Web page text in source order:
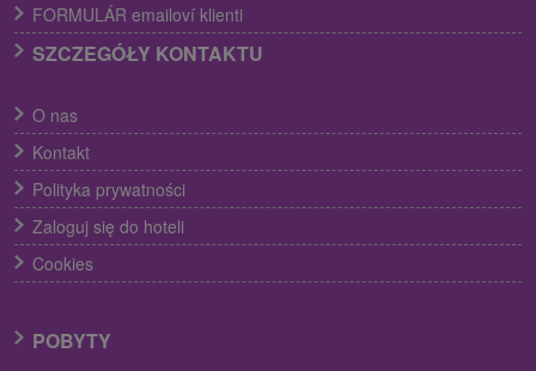
FORMULÁR emailoví klienti
SZCZEGÓŁY KONTAKTU
O nas
Kontakt
Polityka prywatności
Zaloguj się do hoteli
Cookies
POBYTY